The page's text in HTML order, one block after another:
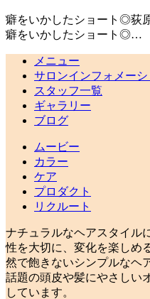
癖をいかしたショート◎荻
癖をいかしたショート◎…
メニュー
サロンインフォメーシ
スタッフ一覧
ギャラリー
ブログ
ムービー
カラー
ケア
プロダクト
リクルート
ナチュラルなヘアスタイル
性を大切に、変化を楽しめ
然で飽きないシンプルなヘ
話題の頭皮や髪にやさしい
しています。